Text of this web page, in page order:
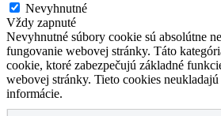
Nevyhnutné
Vždy zapnuté
Nevyhnutné súbory cookie sú absolútne
fungovanie webovej stránky. Táto
cookie, ktoré zabezpečujú základné
webovej stránky. Tieto cookies neukladajú
informácie.